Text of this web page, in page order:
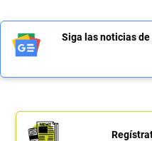
Siga las noticias de